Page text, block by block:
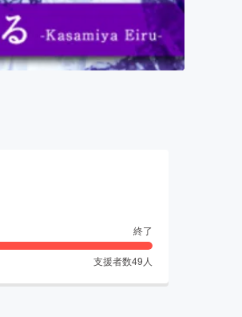
終了
支援者数49 人